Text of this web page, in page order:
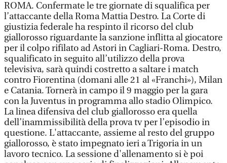
ROMA. Confermate le tre giornate di squalifica per
l’attaccante della Roma Mattia Destro. La Corte di
giustizia federale ha respinto il ricorso del club
giallorosso riguardante la sanzione inflitta al giocatore
per il colpo rifilato ad Astori in Cagliari-Roma. Destro,
squalificato in seguito all’utilizzo della prova
televisiva, sarà quindi costretto a saltare i match
contro Fiorentina (domani alle 21 al «Franchi»), Milan
e Catania. Tornerà in campo il 9 maggio per la gara
con la Juventus in programma allo stadio Olimpico.
La linea difensiva del club giallorosso era quella
dell’inammissibilità della prova tv per l’episodio in
questione. L'attaccante, assieme al resto del gruppo
giallorosso, è stato impegnato ieri a Trigoria in un
lavoro tecnico. La sessione d'allenamento si è poi